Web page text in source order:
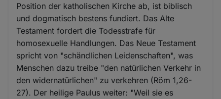
Position der katholischen Kirche ab, ist biblisch
und dogmatisch bestens fundiert. Das Alte
Testament fordert die Todesstrafe für
homosexuelle Handlungen. Das Neue Testament
spricht von "schändlichen Leidenschaften", was
Menschen dazu treibe "den natürlichen Verkehr in
den widernatürlichen" zu verkehren (Röm 1,26-
27). Der heilige Paulus weiter: "Weil sie es